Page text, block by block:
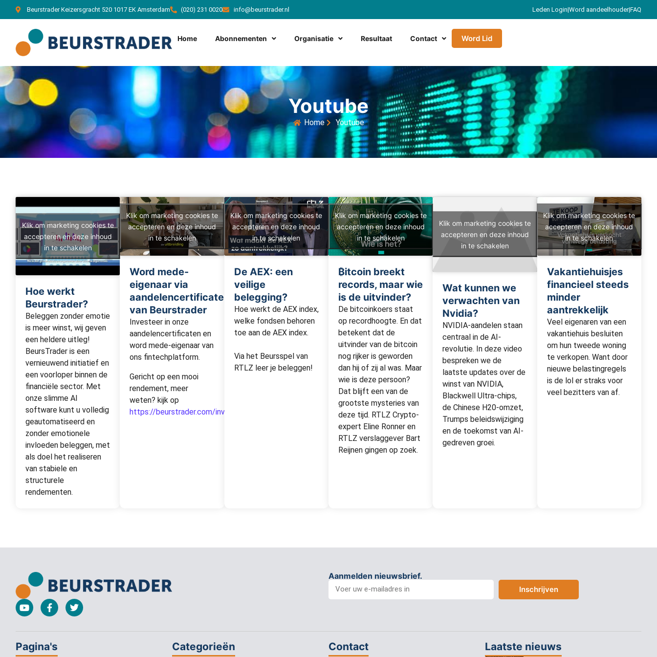
Beurstrader Keizersgracht 520 1017 EK Amsterdam (020) 231 0020 info@beurstrader.nl Leden Login|Word aandeelhouder|FAQ
Home Abonnementen Organisatie Resultaat Contact Word Lid
Youtube
Home Youtube
Klik om marketing cookies te
accepteren en deze inhoud
in te schakelen
Hoe werkt
Beurstrader?
Beleggen zonder emotie
is meer winst, wij geven
een heldere uitleg!
BeursTrader is een
vernieuwend initiatief en
een voorloper binnen de
financiële sector. Met
onze slimme AI
software kunt u volledig
geautomatiseerd en
zonder emotionele
invloeden beleggen, met
als doel het realiseren
van stabiele en
structurele
rendementen.
Klik om marketing cookies te
accepteren en deze inhoud
in te schakelen
Word mede-
eigenaar via
aandelencertificaten
van Beurstrader
Investeer in onze
aandelencertificaten en
word mede-eigenaar van
ons fintechplatform.
Gericht op een mooi
rendement, meer
weten? kijk op
https://beurstrader.com/investeerders/
Klik om marketing cookies te
accepteren en deze inhoud
in te schakelen
De AEX: een
veilige
belegging?
Hoe werkt de AEX index,
welke fondsen behoren
toe aan de AEX index.
Via het Beursspel van
RTLZ leer je beleggen!
Klik om marketing cookies te
accepteren en deze inhoud
in te schakelen
₿itcoin breekt
records, maar wie
is de uitvinder?
De bitcoinkoers staat
op recordhoogte. En dat
betekent dat de
uitvinder van de bitcoin
nog rijker is geworden
dan hij of zij al was. Maar
wie is deze persoon?
Dat blijft een van de
grootste mysteries van
deze tijd. RTLZ Crypto-
expert Eline Ronner en
RTLZ verslaggever Bart
Reijnen gingen op zoek.
Klik om marketing cookies te
accepteren en deze inhoud
in te schakelen
Wat kunnen we
verwachten van
Nvidia?
NVIDIA-aandelen staan ​​
centraal in de AI-
revolutie. In deze video
bespreken we de
laatste updates over de
winst van NVIDIA,
Blackwell Ultra-chips,
de Chinese H20-omzet,
Trumps beleidswijziging
en de toekomst van AI-
gedreven groei.
Klik om marketing cookies te
accepteren en deze inhoud
in te schakelen
Vakantiehuisjes
financieel steeds
minder
aantrekkelijk
Veel eigenaren van een
vakantiehuis besluiten
om hun tweede woning
te verkopen. Want door
nieuwe belastingregels
is de lol er straks voor
veel bezitters van af.
Aanmelden nieuwsbrief.
Inschrijven
Pagina's Categorieën Contact Laatste nieuws